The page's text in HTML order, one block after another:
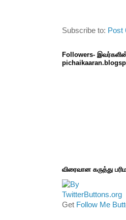
Subscribe to: Post
Followers-
விரைவான கருத்து
Get Follow Me